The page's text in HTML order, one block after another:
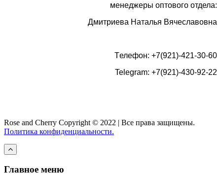
менеджеры оптового отдела:
Дмитриева Наталья Вячеславовна
Tелефон: +7(921)-421-30-60
Telegram: +7(921)-430-92-22
Rose and Cherry Copyright © 2022 | Все права защищены.
Политика конфиденциальности.
Главное меню